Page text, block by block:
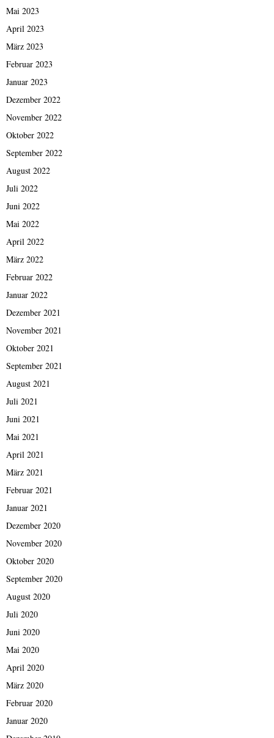
Mai 2023
April 2023
März 2023
Februar 2023
Januar 2023
Dezember 2022
November 2022
Oktober 2022
September 2022
August 2022
Juli 2022
Juni 2022
Mai 2022
April 2022
März 2022
Februar 2022
Januar 2022
Dezember 2021
November 2021
Oktober 2021
September 2021
August 2021
Juli 2021
Juni 2021
Mai 2021
April 2021
März 2021
Februar 2021
Januar 2021
Dezember 2020
November 2020
Oktober 2020
September 2020
August 2020
Juli 2020
Juni 2020
Mai 2020
April 2020
März 2020
Februar 2020
Januar 2020